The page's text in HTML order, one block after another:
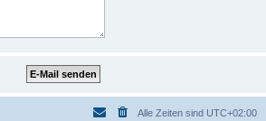
Alle Zeiten sind UTC+02:00